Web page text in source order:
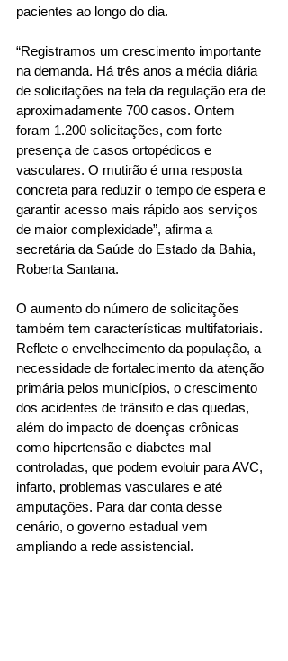
pacientes ao longo do dia.
“Registramos um crescimento importante
na demanda. Há três anos a média diária
de solicitações na tela da regulação era de
aproximadamente 700 casos. Ontem
foram 1.200 solicitações, com forte
presença de casos ortopédicos e
vasculares. O mutirão é uma resposta
concreta para reduzir o tempo de espera e
garantir acesso mais rápido aos serviços
de maior complexidade”, afirma a
secretária da Saúde do Estado da Bahia,
Roberta Santana.
O aumento do número de solicitações
também tem características multifatoriais.
Reflete o envelhecimento da população, a
necessidade de fortalecimento da atenção
primária pelos municípios, o crescimento
dos acidentes de trânsito e das quedas,
além do impacto de doenças crônicas
como hipertensão e diabetes mal
controladas, que podem evoluir para AVC,
infarto, problemas vasculares e até
amputações. Para dar conta desse
cenário, o governo estadual vem
ampliando a rede assistencial.